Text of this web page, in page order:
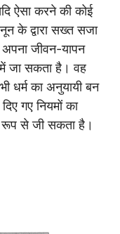
ऐसा करने की कोई
के द्वारा सख्त सजा
जीवन-यापन
जा सकता है। वह
धर्म का अनुयायी बन
गए नियमों का
से जी सकता है।